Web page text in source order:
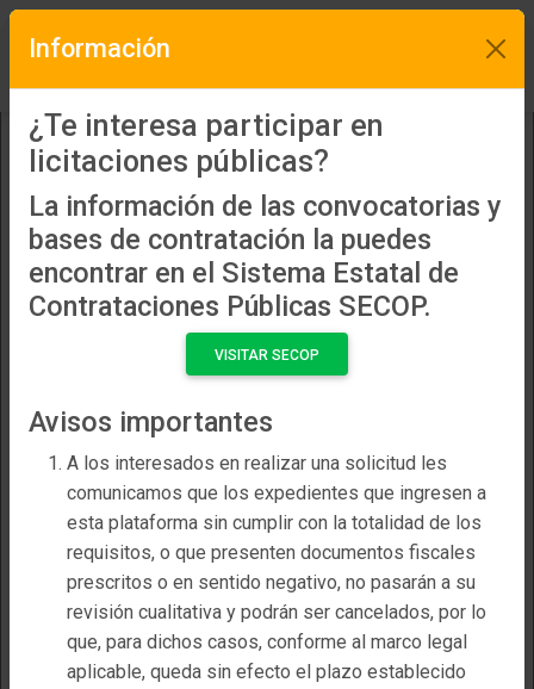
Información importante
Antes de iniciar el trámite de inscripción o refrendo,
manifiesto que estoy de acuerdo en que la
Secretaría de Fiscalización y Rendición de Cuentas
tiene facultades legales para verificar en sitio el
domicilio fiscal e instalaciones concernientes al
interesado o empresa que tramita esta solicitud, y
que también puede realizar las consultas que se
consideren necesarias ante las instancias
fue proporcionada, según lo indican los artículos 22
y 23 de la Ley de Adquisiciones, Arrendamientos y
Contratación de Servicios para el Estado de Coahuila
de Zaragoza, y los artículos 93 y 94 de la Ley de
Obras Públicas y Servicios Relacionados con las
mismas para el Estado de Coahuila de Zaragoza.
Los documentos o imágenes que integren un
requisito deberán de estar contenidos en un solo
archivo PDF.
Información
¿Te interesa participar en
licitaciones públicas?
La información de las convocatorias y
bases de contratación la puedes
encontrar en el Sistema Estatal de
Contrataciones Públicas SECOP.
VISITAR SECOP
Avisos importantes
A los interesados en realizar una solicitud les
comunicamos que los expedientes que ingresen a
esta plataforma sin cumplir con la totalidad de los
requisitos, o que presenten documentos fiscales
prescritos o en sentido negativo, no pasarán a su
revisión cualitativa y podrán ser cancelados, por lo
que, para dichos casos, conforme al marco legal
aplicable, queda sin efecto el plazo establecido
more_vert